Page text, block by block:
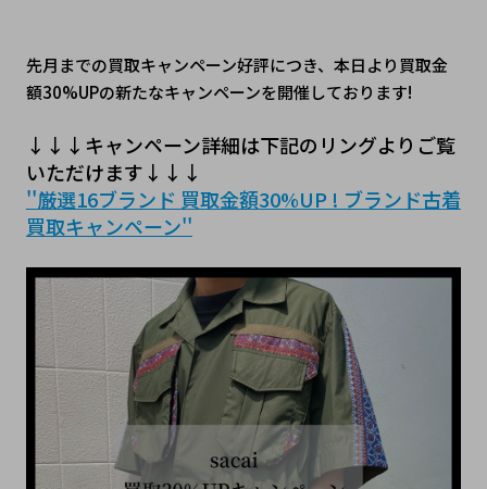
先月までの買取キャンペーン好評につき、本日より買取金
額30%UPの新たなキャンペーンを開催しております!
↓↓↓﻿キャンペーン詳細は下記のリングよりご覧
いただけます↓↓↓
''厳選16ブランド 買取金額30%UP ! ブランド古着
買取キャンペーン''